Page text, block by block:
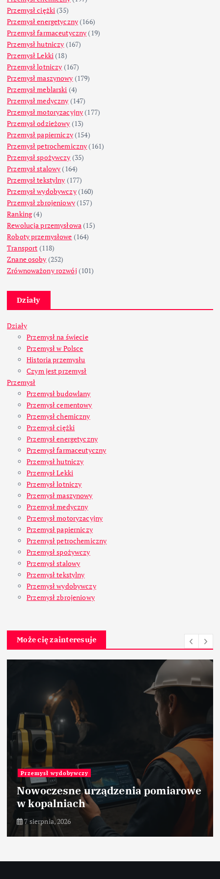
Przemysł ciężki (35)
Przemysł energetyczny (166)
Przemysł farmaceutyczny (19)
Przemysł hutniczy (167)
Przemysł Lekki (18)
Przemysł lotniczy (167)
Przemysł maszynowy (179)
Przemysł meblarski (4)
Przemysł medyczny (147)
Przemysł motoryzacyjny (177)
Przemysł odzieżowy (13)
Przemysł papierniczy(154)
Przemysł petrochemiczny (161)
Przemysł spożywczy (35)
Przemysł stalowy (164)
Przemysł tekstylny (177)
Przemysł wydobywczy(160)
Przemysł zbrojeniowy(157)
Ranking(4)
Rewolucja przemysłowa (15)
Roboty przemysłowe (164)
Transport (118)
Znane osoby (252)
Zrównoważony rozwój (101)
Działy
Działy
Przemysł na świecie
Przemysł w Polsce
Historia przemysłu
Czym jest przemysł
Przemysł
Przemysł budowlany
Przemysł cementowy
Przemysł chemiczny
Przemysł ciężki
Przemysł energetyczny
Przemysł farmaceutyczny
Przemysł hutniczy
Przemysł Lekki
Przemysł lotniczy
Przemysł maszynowy
Przemysł medyczny
Przemysł motoryzacyjny
Przemysł papierniczy
Przemysł petrochemiczny
Przemysł spożywczy
Przemysł stalowy
Przemysł tekstylny
Przemysł wydobywczy
Przemysł zbrojeniowy
Może cię zainteresuje
Ceramika tlenkowa
ceramika – zastosowanie
przemyśle
7 sierpnia, 2026